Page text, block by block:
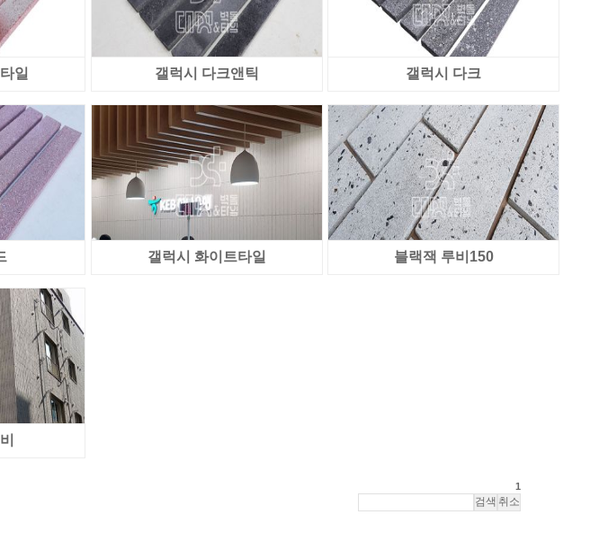
일 갤럭시 다크앤틱 갤럭시 다크
갤럭시 화이트타일 블랙잭 루비150
1